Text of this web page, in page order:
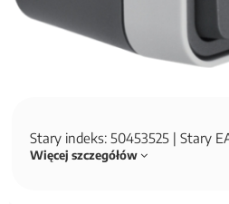
Stary indeks: 50453525 | Stary
Więcej szczegółów